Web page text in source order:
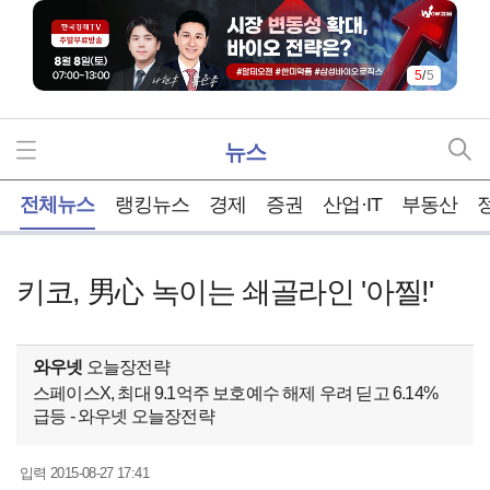
5/5
뉴스
전체뉴스 랭킹뉴스 경제 증권 산업·IT 부동산
키코, 男心 녹이는 쇄골라인 '아찔!'
와우넷 오늘장전략
스페이스X, 최대 9.1억주 보호예수 해제 우려 딛고 6.14%
급등 - 와우넷 오늘장전략
입력2015-08-27 17:41